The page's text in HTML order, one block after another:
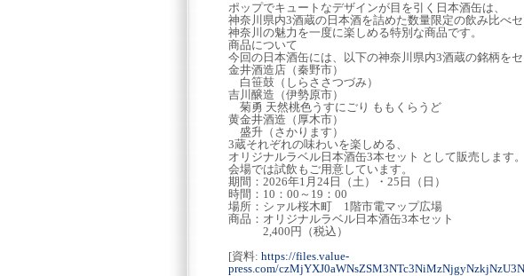
ポップでキュートなデザインが目を引く日本酒缶は、
神奈川県内3酒蔵の日本酒を詰めた数量限定の飲み比べセ
神奈川の魅力を一度に楽しめる特別な商品です。
商品について
今回の日本酒缶には、以下の神奈川県内3酒蔵の銘柄をセ
金井酒造店（秦野市）
白笹鼓（しらささつづみ）
吉川醸造（伊勢原市）
菊勇 天然桃色うすにごり ももくらうど
黄金井酒造（厚木市）
盛升（さかります）
3蔵それぞれの味わいを楽しめる、
オリジナルラベル日本酒缶3本セット として販売します。
会場では試飲もご用意しています。
期間：2026年1月24日（土）・25日（日）
時間：10：00～19：00
場所：シァル桜木町 1階市電マップ広場
商品：オリジナルラベル日本酒缶3本セット
2,400円（税込）
[資料: https://files.value-
press.com/